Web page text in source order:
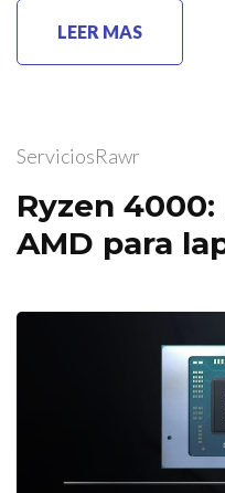
LEER MAS
ServiciosRawr
Ryzen
AMD para